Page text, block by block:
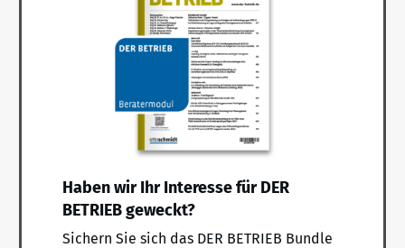
Haben wir Ihr Interesse für DER
BETRIEB geweckt?
Sichern Sie sich das DER BETRIEB Bundle